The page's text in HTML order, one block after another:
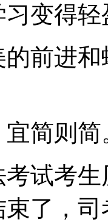
变得
前进和
简则简
考生
了，